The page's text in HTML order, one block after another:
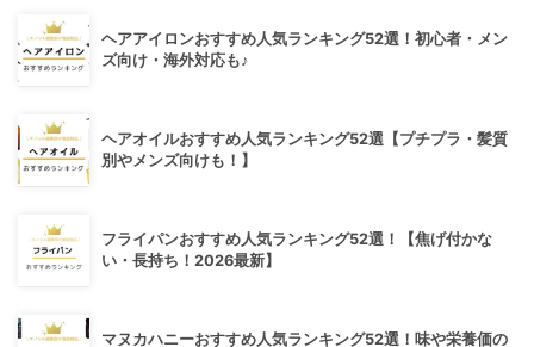
ヘアアイロンおすすめ人気ランキング52選！初心者・メン
ズ向け・海外対応も♪
ヘアオイルおすすめ人気ランキング52選【プチプラ・髪質
別やメンズ向けも！】
フライパンおすすめ人気ランキング52選！【焦げ付かな
い・長持ち！2026最新】
マヌカハニーおすすめ人気ランキング52選！味や栄養価の